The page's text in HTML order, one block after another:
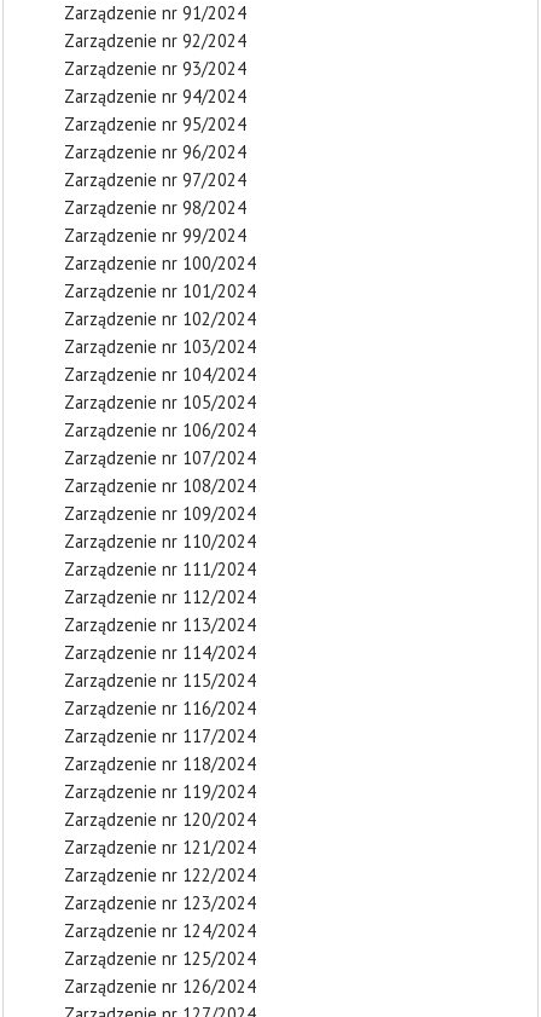
Zarządzenie nr 91/2024
Zarządzenie nr 92/2024
Zarządzenie nr 93/2024
Zarządzenie nr 94/2024
Zarządzenie nr 95/2024
Zarządzenie nr 96/2024
Zarządzenie nr 97/2024
Zarządzenie nr 98/2024
Zarządzenie nr 99/2024
Zarządzenie nr 100/2024
Zarządzenie nr 101/2024
Zarządzenie nr 102/2024
Zarządzenie nr 103/2024
Zarządzenie nr 104/2024
Zarządzenie nr 105/2024
Zarządzenie nr 106/2024
Zarządzenie nr 107/2024
Zarządzenie nr 108/2024
Zarządzenie nr 109/2024
Zarządzenie nr 110/2024
Zarządzenie nr 111/2024
Zarządzenie nr 112/2024
Zarządzenie nr 113/2024
Zarządzenie nr 114/2024
Zarządzenie nr 115/2024
Zarządzenie nr 116/2024
Zarządzenie nr 117/2024
Zarządzenie nr 118/2024
Zarządzenie nr 119/2024
Zarządzenie nr 120/2024
Zarządzenie nr 121/2024
Zarządzenie nr 122/2024
Zarządzenie nr 123/2024
Zarządzenie nr 124/2024
Zarządzenie nr 125/2024
Zarządzenie nr 126/2024